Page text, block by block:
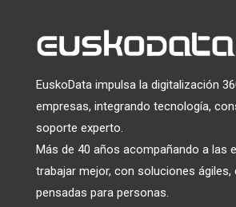
EuskoData impulsa la digitalización
empresas, integrando tecnología,
soporte experto.
Más de 40 años acompañando a las
trabajar mejor, con soluciones ágiles,
pensadas para personas.